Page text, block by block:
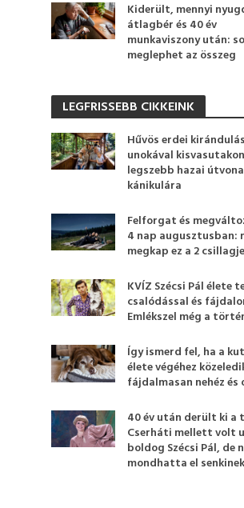
Kiderült, mennyi
átlagbér és 40 év
munkaviszony után:
meglephet az összeg
LEGFRISSEBB CIKKEINK
Hűvös erdei
unokával
legszebb hazai
kánikulára
Felforgat és
4 nap augusztusban:
megkap ez a 2
KVÍZ Szécsi Pál élete
csalódással és
Emlékszel még a
Így ismerd fel, ha a
élete végéhez
fájdalmasan nehéz
40 év után derült ki a
Cserháti mellett volt
boldog Szécsi Pál, de
mondhatta el senkinek